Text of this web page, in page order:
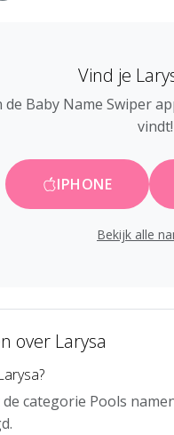
Vind je
de Baby Name Swiper
vindt!
IPHONE
Bekijk alle
over Larysa
categorie Pools